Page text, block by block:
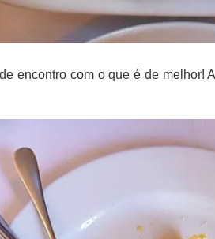
encontro com o que é de melhor!